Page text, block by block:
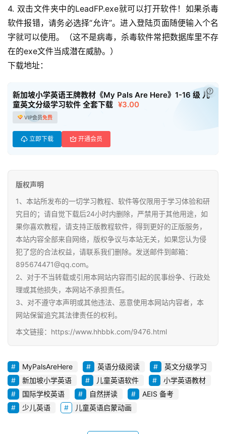
程
资
源
初
资
料
小
媒
体
资
源
中
资
料
儿
童
国
学
启
蒙
4. 双击文件夹中的LeadFP.exe就可以打开软件！如果杀毒
软件报错，请务必选择“允许”。进入登陆页面随便输入个名
字就可以使用。（这不是病毒，杀毒软件常把数据库里不存
在的exe文件当成潜在威胁。）
下载地址：
新加坡小学英语王牌教材《My Pals Are Here》1-16 级 儿
童英文分级学习软件 全套下载 ¥3.00
VIP会员免费
立即下载 开通会员
版权声明
1、本站所发布的一切学习教程、软件等仅限用于学习体验和研
究目的；请自觉下载后24小时内删除，严禁用于其他用途，如
果你喜欢教程，请支持正版教程软件，得到更好的正版服务，
本站内容全部来自网络，版权争议与本站无关，如果您认为侵
犯了您的合法权益，请联系我们删除。发送邮件到邮箱：
895674471@qq.com。
2、对于不当转载或引用本网站内容而引起的民事纷争、行政处
理或其他损失，本网站不承担责任。
3、对不遵守本声明或其他违法、恶意使用本网站内容者，本
网站保留追究其法律责任的权利。
本文链接：https://www.hhbbk.com/9476.html
MyPalsAreHere 英语分级阅读
英文分级学习
新加坡小学英语
儿童英语软件
小学英语教材
国际学校英语
自然拼读
AEIS 备考
少儿英语
儿童英语启蒙动画